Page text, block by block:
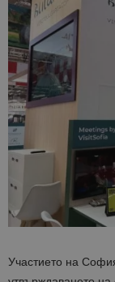
Участието на